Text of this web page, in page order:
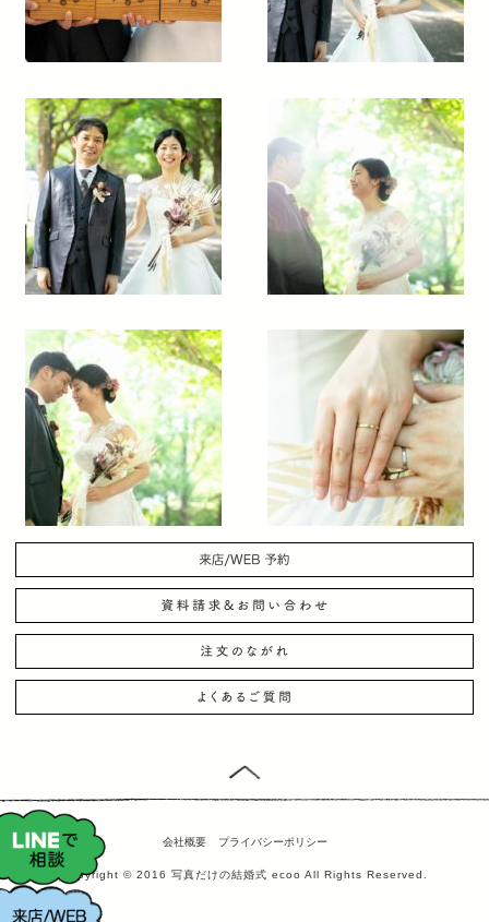
会社概要 プライバシーポリシー
Copyright © 2016 写真だけの結婚式 ecoo All Rights Reserved.